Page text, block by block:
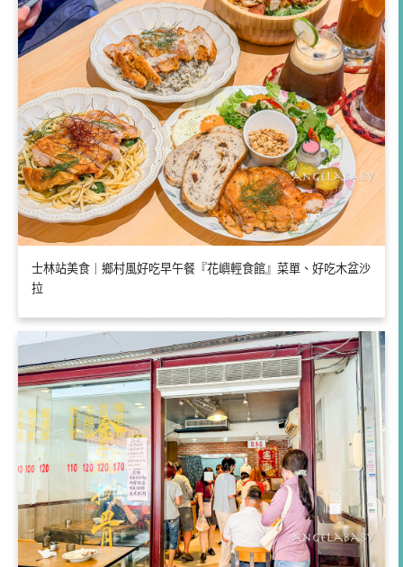
士林站美食｜鄉村風好吃早午餐『花嶼輕食館』菜單、好吃木盆沙
拉